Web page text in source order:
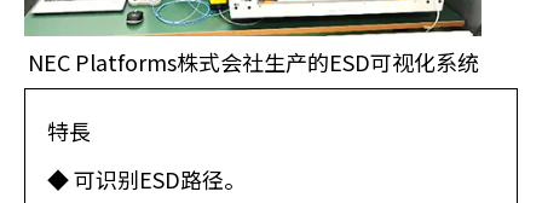
NEC Platforms株式会社生产的ESD可视化系统
特長
◆ 可识别ESD路径。